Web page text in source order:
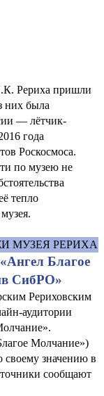
Рериха пришли
них была
— лётчик-
года
Роскосмоса.
по музею не
тепло
МУЗЕЯ РЕРИХА
Благое
СибРО»
Рериховским
аудитории
Молчание»)
значению в
сообщают